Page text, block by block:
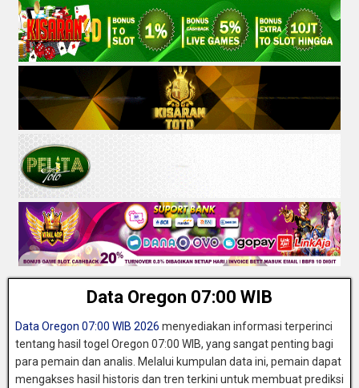
Data Oregon 07:00 WIB
Data Oregon 07:00 WIB 2026 menyediakan informasi terperinci
tentang hasil togel Oregon 07:00 WIB, yang sangat penting bagi
para pemain dan analis. Melalui kumpulan data ini, pemain dapat
mengakses hasil historis dan tren terkini untuk membuat prediksi